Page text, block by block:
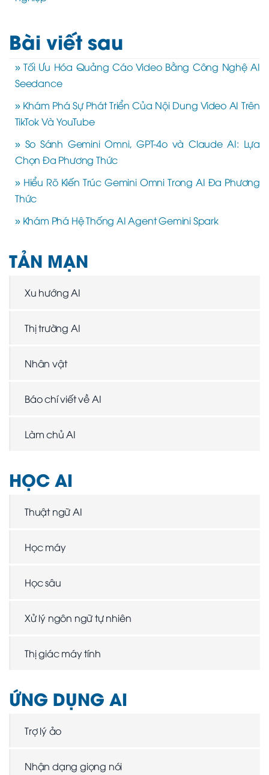
Bài viết sau
» Tối Ưu Hóa Quảng Cáo Video Bằng Công Nghệ AI
Seedance
» Khám Phá Sự Phát Triển Của Nội Dung Video AI Trên
TikTok Và YouTube
» So Sánh Gemini Omni, GPT-4o và Claude AI: Lựa
Chọn Đa Phương Thức
» Hiểu Rõ Kiến Trúc Gemini Omni Trong AI Đa Phương
Thức
» Khám Phá Hệ Thống AI Agent Gemini Spark
TẢN MẠN
Xu hướng AI
Thị trường AI
Nhân vật
Báo chí viết về AI
Làm chủ AI
HỌC AI
Thuật ngữ AI
Học máy
Học sâu
Xử lý ngôn ngữ tự nhiên
Thị giác máy tính
ỨNG DỤNG AI
Trợ lý ảo
Nhận dạng giọng nói